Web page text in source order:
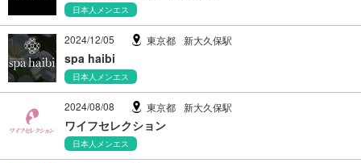
日本人メンエス
2024/12/05 東京都 新大久保駅
spa haibi
日本人メンエス
2024/08/08 東京都 新大久保駅
ワイフセレクション
日本人メンエス